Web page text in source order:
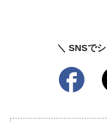
＼ SNSで